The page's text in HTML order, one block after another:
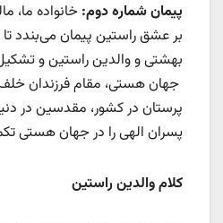
پیمان شماره دوم: خانواده ما،
بر عشق راستین پیمان می‌بندد تا
بهشتی و والدین راستین و
جهان هستی، مقام فرزندان
پرستان در كشور، مقدسین در
پسران الهی را در جهان هستی
کلام والدین راستین